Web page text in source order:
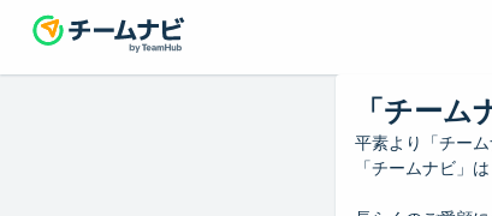
「チー
平素より「チー
「チームナビ」